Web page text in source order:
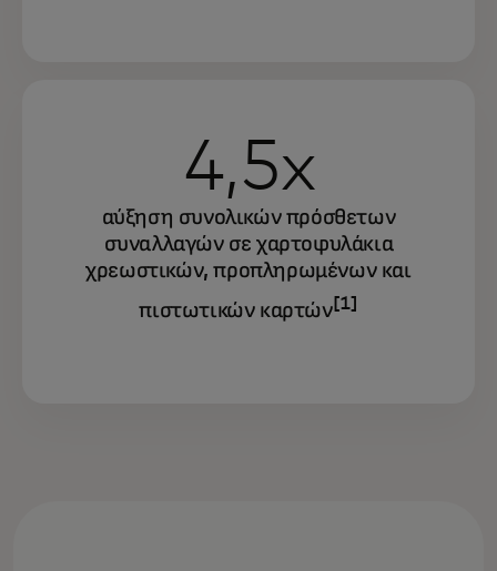
4,5x
αύξηση συνολικών πρόσθετων
συναλλαγών σε χαρτοφυλάκια
χρεωστικών, προπληρωμένων και
πιστωτικών καρτών[1]